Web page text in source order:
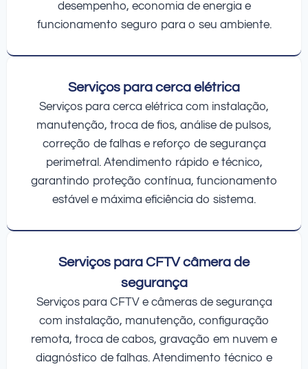
desempenho, economia de energia e
funcionamento seguro para o seu ambiente.
Serviços para cerca elétrica
Serviços para cerca elétrica com instalação,
manutenção, troca de fios, análise de pulsos,
correção de falhas e reforço de segurança
perimetral. Atendimento rápido e técnico,
garantindo proteção contínua, funcionamento
estável e máxima eficiência do sistema.
Serviços para CFTV câmera de
segurança
Serviços para CFTV e câmeras de segurança
com instalação, manutenção, configuração
remota, troca de cabos, gravação em nuvem e
diagnóstico de falhas. Atendimento técnico e